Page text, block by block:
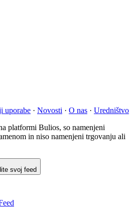
uporabe · Novosti · O nas · Uredništvo
platformi Bulios, so namenjeni
in niso namenjeni trgovanju ali
svoj feed